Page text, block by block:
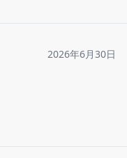
2026年6月30日